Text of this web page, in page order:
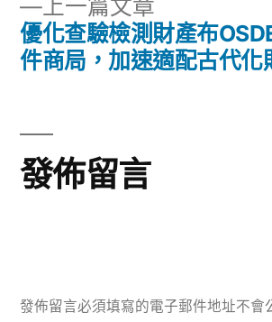
導
覽
上一篇文章
一
篇
優化查驗檢測財產布
件商局，加速適配古代化
發佈留言
發佈留言必須填寫的電子郵件地址不會